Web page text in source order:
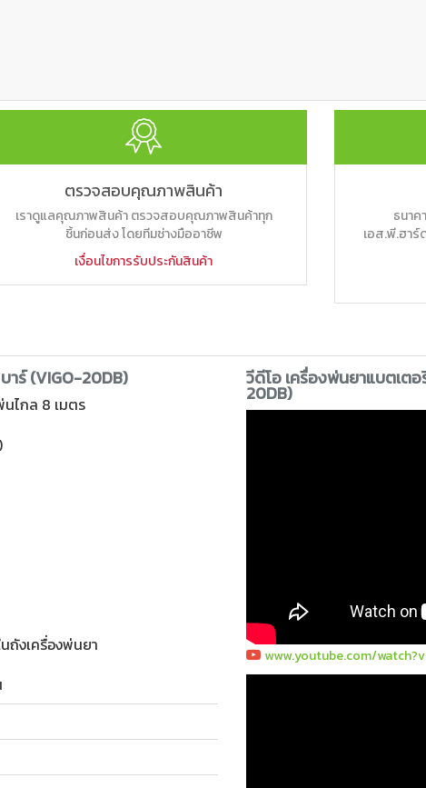
ตรวจสอบคุณภาพสินค้า
เราดูแลคุณภาพสินค้า ตรวจสอบคุณภาพสินค้าทุก
ชิ้นก่อนส่ง โดยทีมช่างมืออาชีพ
เงื่อนไขการรับประกันสินค้า
ธนา
เอส.พี.ฮาร์
าร์ (VIGO-20DB)
ไกล 8 เมตร
ถังเครื่องพ่นยา
วีดีโอ เครื่องพ่นยาแบตเต
20DB)
www.youtube.com/